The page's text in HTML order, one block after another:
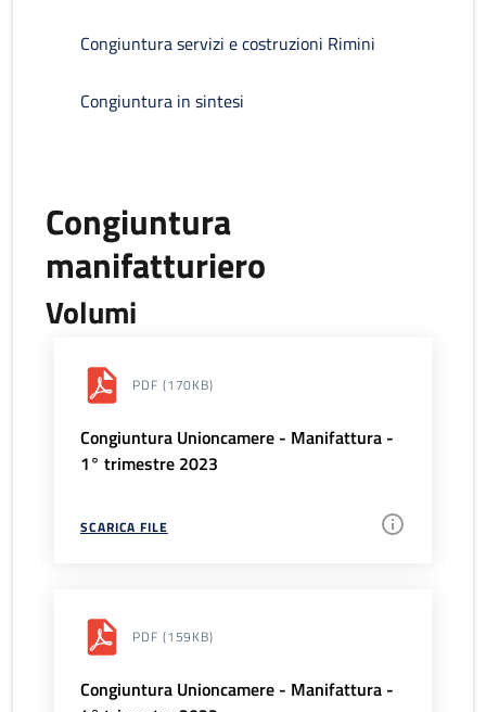
Congiuntura servizi e costruzioni Rimini
Congiuntura in sintesi
Congiuntura
manifatturiero
Volumi
PDF (170KB)
Congiuntura Unioncamere - Manifattura -
1° trimestre 2023
SCARICA FILE
PDF (159KB)
Congiuntura Unioncamere - Manifattura -